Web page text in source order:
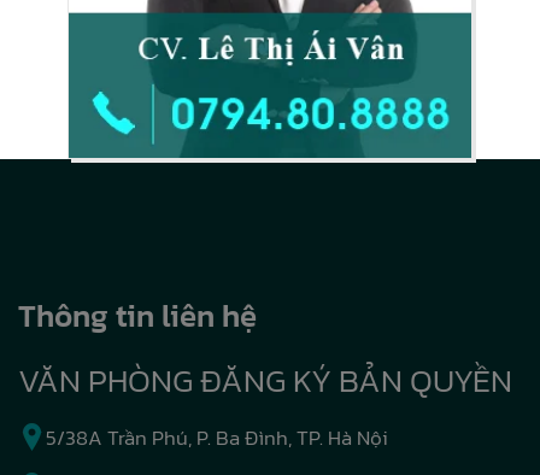
Thông tin liên hệ
VĂN PHÒNG ĐĂNG KÝ BẢN QUYỀN
5/38A Trần Phú, P. Ba Đình, TP. Hà Nội